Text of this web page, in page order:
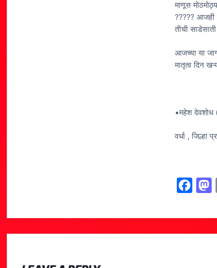
माणूस
????? आजही
तीची
आजच्या या
मातृत्व दिन
▪महेश देवशोध
वर्धा , जिल्हा
F
c
e